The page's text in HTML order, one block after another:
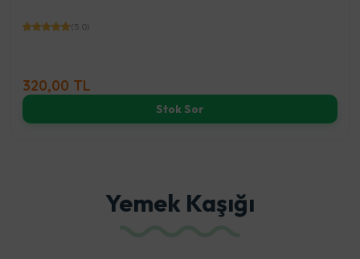
(5.0)
320,00 TL
Stok Sor
Yemek Kaşığı